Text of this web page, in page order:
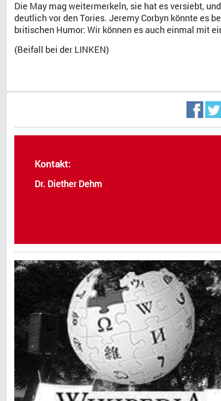
Die May mag weitermerkeln, sie hat es versiebt,
deutlich vor den Tories. Jeremy Corbyn könnte es
britischen Humor: Wir können es auch einmal mit
(Beifall bei der LINKEN)
Kontakt:
Dr. Diether Dehm